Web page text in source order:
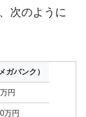
次のように
ガバンク）
円
万円